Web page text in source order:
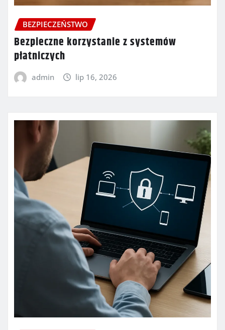
BEZPIECZEŃSTWO
Bezpieczne korzystanie z systemów
płatniczych
admin lip 16, 2026